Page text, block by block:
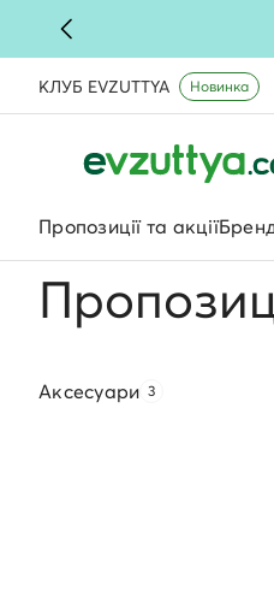
КЛУБ EVZUTTYA Новинка
Пропозиції та акції
Аксесуари 3